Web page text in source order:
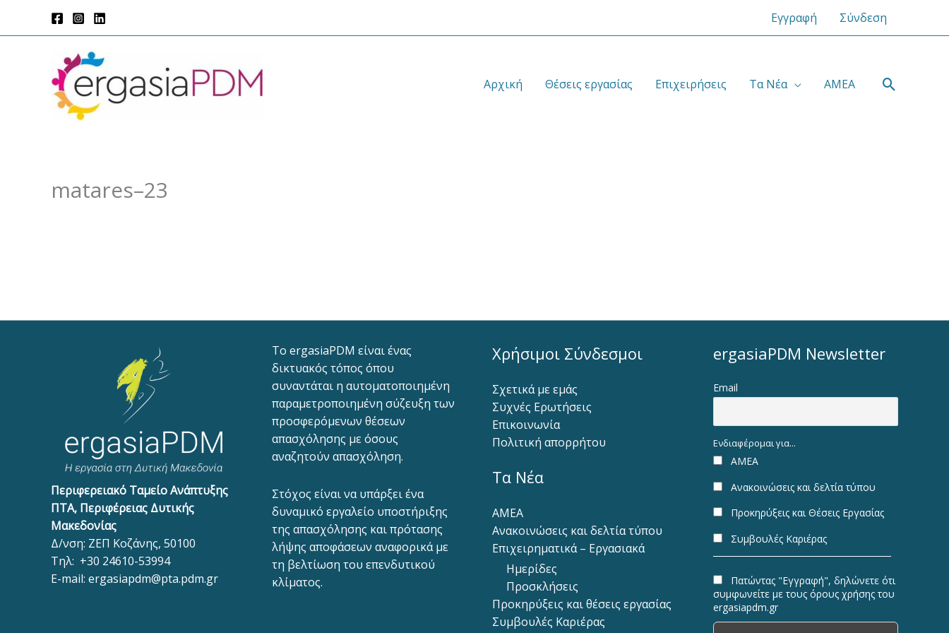
Εγγραφή Σύνδεση
Αρχική Θέσεις εργασίας Επιχειρήσεις Τα Νέα ΑΜΕΑ
matares–23
Περιφερειακό Ταμείο Ανάπτυξης
ΠΤΑ, Περιφέρειας Δυτικής
Μακεδονίας
Δ/νση: ΖΕΠ Κοζάνης, 50100
Τηλ: +30 24610-53994
E-mail: ergasiapdm@pta.pdm.gr
To ergasiaPDM είναι ένας
δικτυακός τόπος όπου
συναντάται η αυτοματοποιημένη
παραμετροποιημένη σύζευξη των
προσφερόμενων θέσεων
απασχόλησης με όσους
αναζητούν απασχόληση.
Στόχος είναι να υπάρξει ένα
δυναμικό εργαλείο υποστήριξης
της απασχόλησης και πρότασης
λήψης αποφάσεων αναφορικά με
τη βελτίωση του επενδυτικού
κλίματος.
Χρήσιμοι Σύνδεσμοι
Σχετικά με εμάς
Συχνές Ερωτήσεις
Επικοινωνία
Πολιτική απορρήτου
Τα Νέα
ΑΜΕΑ
Ανακοινώσεις και δελτία τύπου
Επιχειρηματικά – Εργασιακά
Ημερίδες
Προσκλήσεις
Προκηρύξεις και θέσεις εργασίας
Συμβουλές Καριέρας
ergasiaPDM Newsletter
Email
Ενδιαφέρομαι για...
ΑΜΕΑ
Ανακοινώσεις και δελτία τύπου
Προκηρύξεις και Θέσεις Εργασίας
Συμβουλές Καριέρας
Πατώντας "Εγγραφή", δηλώνετε ότι
συμφωνείτε με τους όρους χρήσης του
ergasiapdm.gr